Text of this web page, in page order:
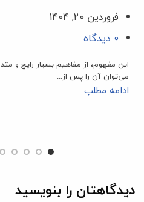
فروردین 20, 1404
0 دیدگاه
این مفهوم، از مفاهیم بسیار رایج و
می‌توان آن را پس از...
ادامه مطلب
دیدگاهتان را بنویسید